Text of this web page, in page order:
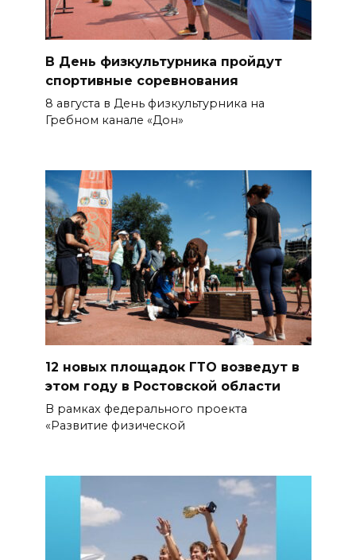
В День физкультурника пройдут
спортивные соревнования
8 августа в День физкультурника на
Гребном канале «Дон»
12 новых площадок ГТО возведут в
этом году в Ростовской области
В рамках федерального проекта
«Развитие физической